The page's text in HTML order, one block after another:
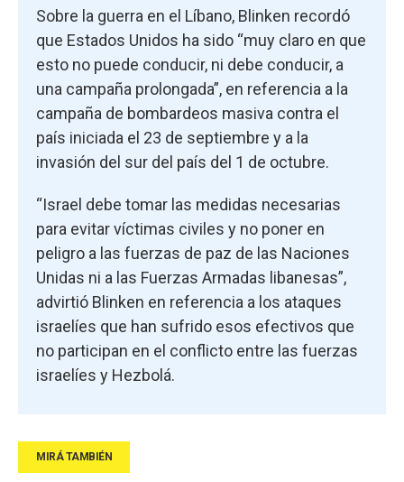
Sobre la guerra en el Líbano, Blinken recordó
que Estados Unidos ha sido “muy claro en que
esto no puede conducir, ni debe conducir, a
una campaña prolongada”, en referencia a la
campaña de bombardeos masiva contra el
país iniciada el 23 de septiembre y a la
invasión del sur del país del 1 de octubre.
“Israel debe tomar las medidas necesarias
para evitar víctimas civiles y no poner en
peligro a las fuerzas de paz de las Naciones
Unidas ni a las Fuerzas Armadas libanesas”,
advirtió Blinken en referencia a los ataques
israelíes que han sufrido esos efectivos que
no participan en el conflicto entre las fuerzas
israelíes y Hezbolá.